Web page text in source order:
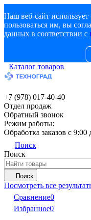
Наш веб-сайт
пользоваться им, вы
данных в соответствии с
Каталог товаров
+7 (978) 017-40-40
Отдел продаж
Обратный звонок
Режим работы:
Обработка заказов с
Поиск
Поиск
Поиск
Посмотреть все
Сравнение0
Избранное0